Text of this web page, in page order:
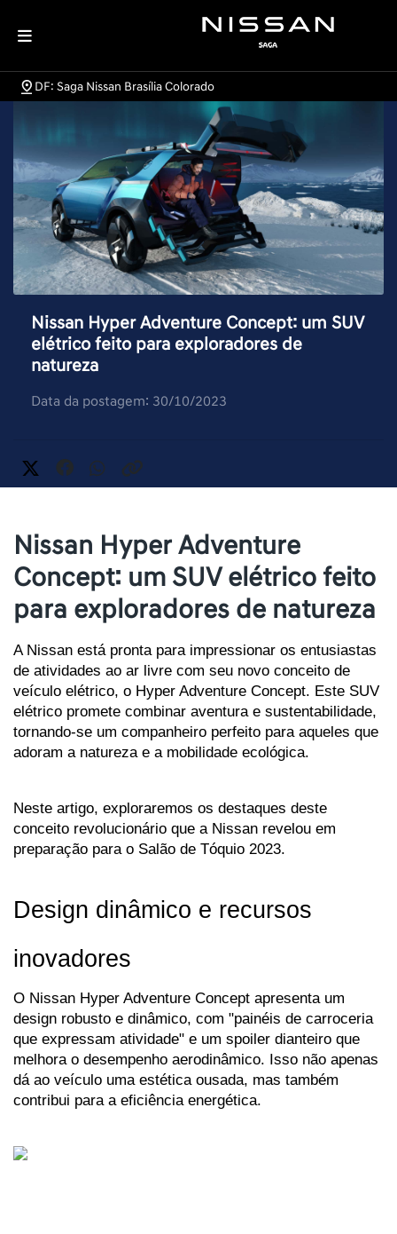
DF: Saga Nissan Brasília Colorado
Nissan Hyper Adventure Concept: um SUV
elétrico feito para exploradores de
natureza
Data da postagem: 30/10/2023
Nissan Hyper Adventure
Concept: um SUV elétrico feito
para exploradores de natureza
A Nissan está pronta para impressionar os entusiastas
de atividades ao ar livre com seu novo conceito de
veículo elétrico, o Hyper Adventure Concept. Este SUV
elétrico promete combinar aventura e sustentabilidade,
tornando-se um companheiro perfeito para aqueles que
adoram a natureza e a mobilidade ecológica.
Neste artigo, exploraremos os destaques deste
conceito revolucionário que a Nissan revelou em
preparação para o Salão de Tóquio 2023.
Design dinâmico e recursos
inovadores
O Nissan Hyper Adventure Concept apresenta um
design robusto e dinâmico, com "painéis de carroceria
que expressam atividade" e um spoiler dianteiro que
melhora o desempenho aerodinâmico. Isso não apenas
dá ao veículo uma estética ousada, mas também
contribui para a eficiência energética.